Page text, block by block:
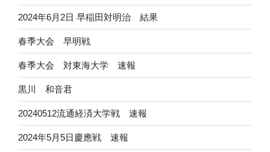
2024年6月2日 早稲田対明治 結果
春季大会 早明戦
春季大会 対東海大学 速報
黒川 和音君
20240512流通経済大学戦 速報
2024年5月5日慶應戦 速報